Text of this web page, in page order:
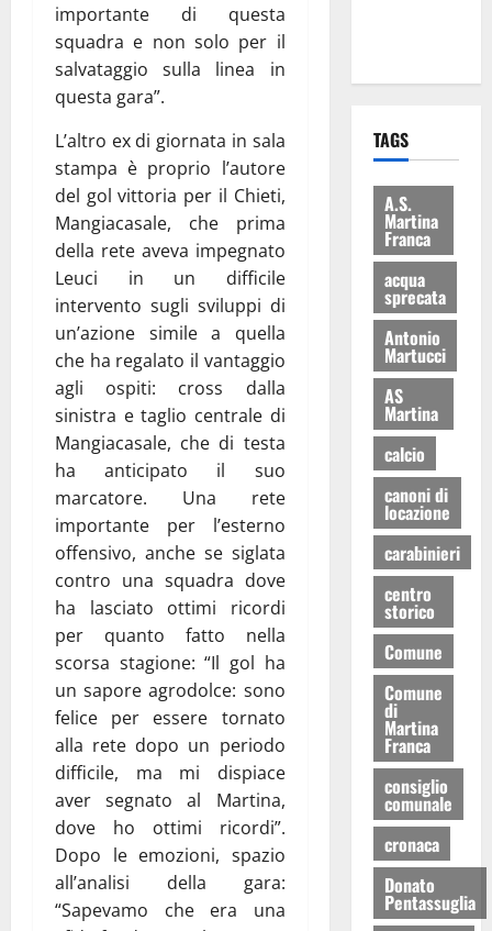
importante di questa
squadra e non solo per il
salvataggio sulla linea in
questa gara”.
L’altro ex di giornata in sala
stampa è proprio l’autore
del gol vittoria per il Chieti,
Mangiacasale, che prima
della rete aveva impegnato
Leuci in un difficile
intervento sugli sviluppi di
un’azione simile a quella
che ha regalato il vantaggio
agli ospiti: cross dalla
sinistra e taglio centrale di
Mangiacasale, che di testa
ha anticipato il suo
marcatore. Una rete
importante per l’esterno
offensivo, anche se siglata
contro una squadra dove
ha lasciato ottimi ricordi
per quanto fatto nella
scorsa stagione: “Il gol ha
un sapore agrodolce: sono
felice per essere tornato
alla rete dopo un periodo
difficile, ma mi dispiace
aver segnato al Martina,
dove ho ottimi ricordi”.
Dopo le emozioni, spazio
all’analisi della gara:
“Sapevamo che era una
TAGS
A.S.
Martina
Franca
acqua
sprecata
Antonio
Martucci
AS
Martina
calcio
canoni di
locazione
carabinieri
centro
storico
Comune
Comune
di
Martina
Franca
consiglio
comunale
cronaca
Donato
Pentassuglia